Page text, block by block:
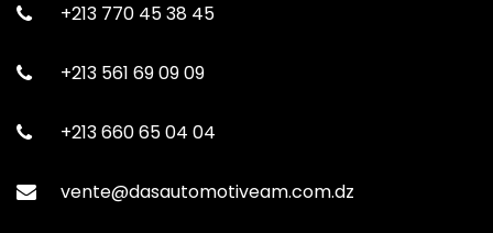
+213 770 45 38 45
+213 561 69 09 09
+213 660 65 04 04
vente@dasautomotiveam.com.dz